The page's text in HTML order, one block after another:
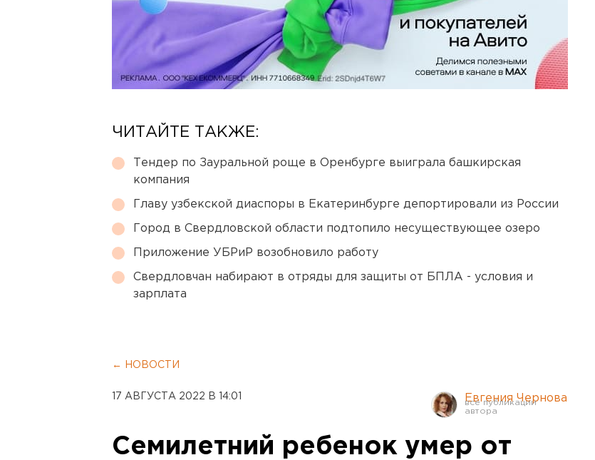
ЧИТАЙТЕ ТАКЖЕ:
Тендер по Зауральной роще в Оренбурге выиграла башкирская
компания
Главу узбекской диаспоры в Екатеринбурге депортировали из России
Город в Свердловской области подтопило несуществующее озеро
Приложение УБРиР возобновило работу
Свердловчан набирают в отряды для защиты от БПЛА - условия и
зарплата
← НОВОСТИ
17 АВГУСТА 2022 В 14:01 Евгения Чернова
Семилетний ребенок умер от